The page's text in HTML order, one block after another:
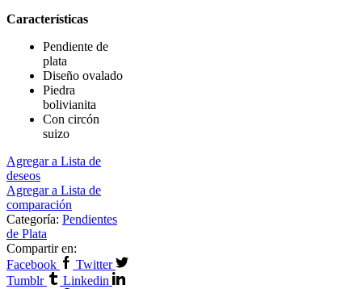
Características
Pendiente de
plata
Diseño ovalado
Piedra
bolivianita
Con circón
suizo
Agregar a Lista de
deseos
Agregar a Lista de
comparación
Categoría: Pendientes
de Plata
Compartir en:
Facebook
Twitter
Tumblr
Linkedin